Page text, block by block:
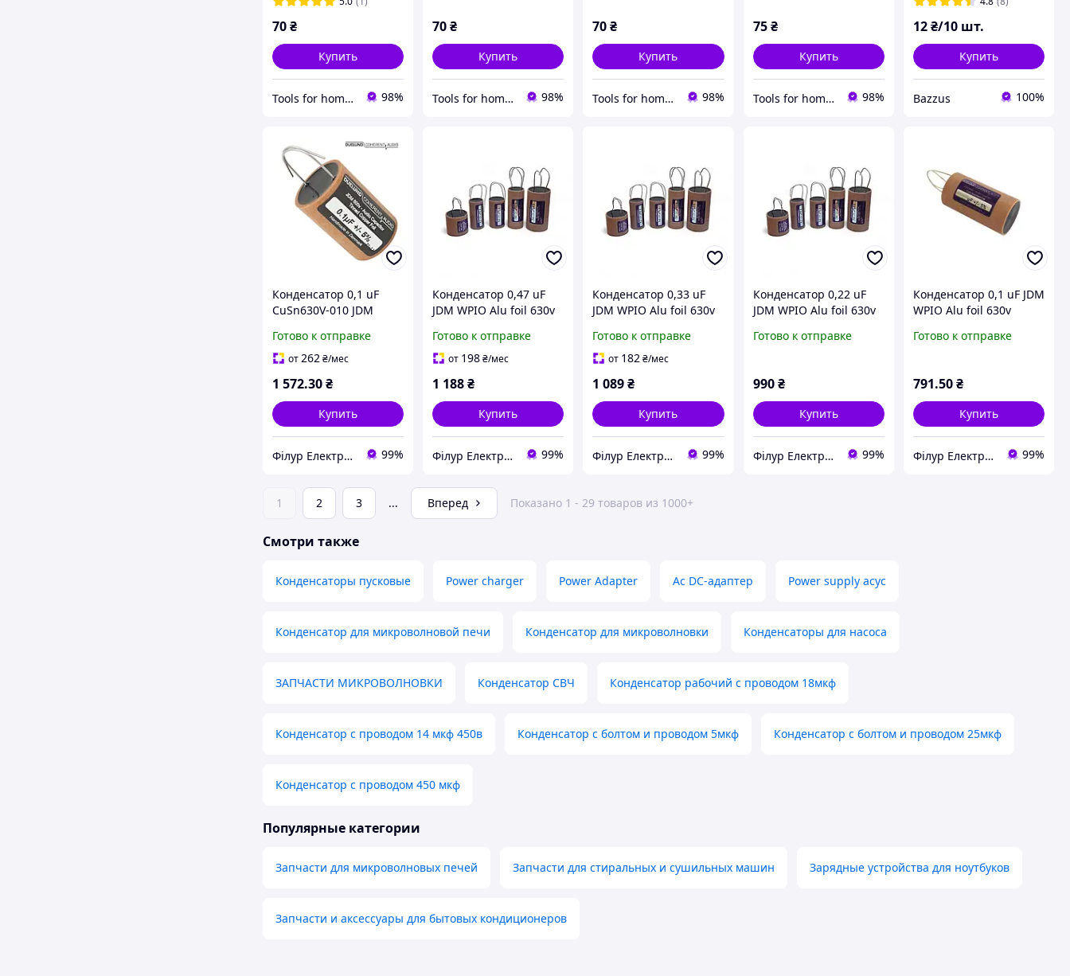
70₴
Купить
Tools for home -Інструменти для дому 98%
70₴
Купить
Tools for home -Інструменти для дому 98%
70₴
Купить
Tools for home -Інструменти для дому 98%
75 ₴
Купить
Tools for home -Інструменти для дому 98%
12₴/10 шт.
Купить
Bazzus 100%
Конденсатор 0,1 uF
CuSn630V-010 JDM
Capacitor Duelund
Audio
Готово к отправке
от262₴/мес
1 572.30₴
Купить
Філур Електрик ЛТД 99%
Конденсатор 0,47 uF
JDM WPIO Alu foil 630v
Готово к отправке
от 198₴/мес
1 188₴
Купить
Філур Електрик ЛТД 99%
Конденсатор 0,33 uF
JDM WPIO Alu foil 630v
Готово к отправке
от 182₴/мес
1 089₴
Купить
Філур Електрик ЛТД 99%
Конденсатор 0,22 uF
JDM WPIO Alu foil 630v
Готово к отправке
990 ₴
Купить
Філур Електрик ЛТД 99%
Конденсатор 0,1 uF JDM
WPIO Alu foil 630v
Готово к отправке
791.50₴
Купить
Філур Електрик ЛТД 99%
1 2 3 ... Вперед Показано 1 - 29 товаров из 1000+
Смотри также
Конденсаторы пусковые Power charger Power Adapter Ac DC-адаптер Power supply асус
Конденсатор для микроволновой печи Конденсатор для микроволновки Конденсаторы для насоса
ЗАПЧАСТИ МИКРОВОЛНОВКИ Конденсатор СВЧ Конденсатор рабочий с проводом 18мкф
Конденсатор с проводом 14 мкф 450в Конденсатор с болтом и проводом 5мкф Конденсатор с болтом и проводом 25мкф
Конденсатор с проводом 450 мкф
Популярные категории
Запчасти для микроволновых печей Запчасти для стиральных и сушильных машин Зарядные устройства для ноутбуков
Запчасти и аксессуары для бытовых кондиционеров